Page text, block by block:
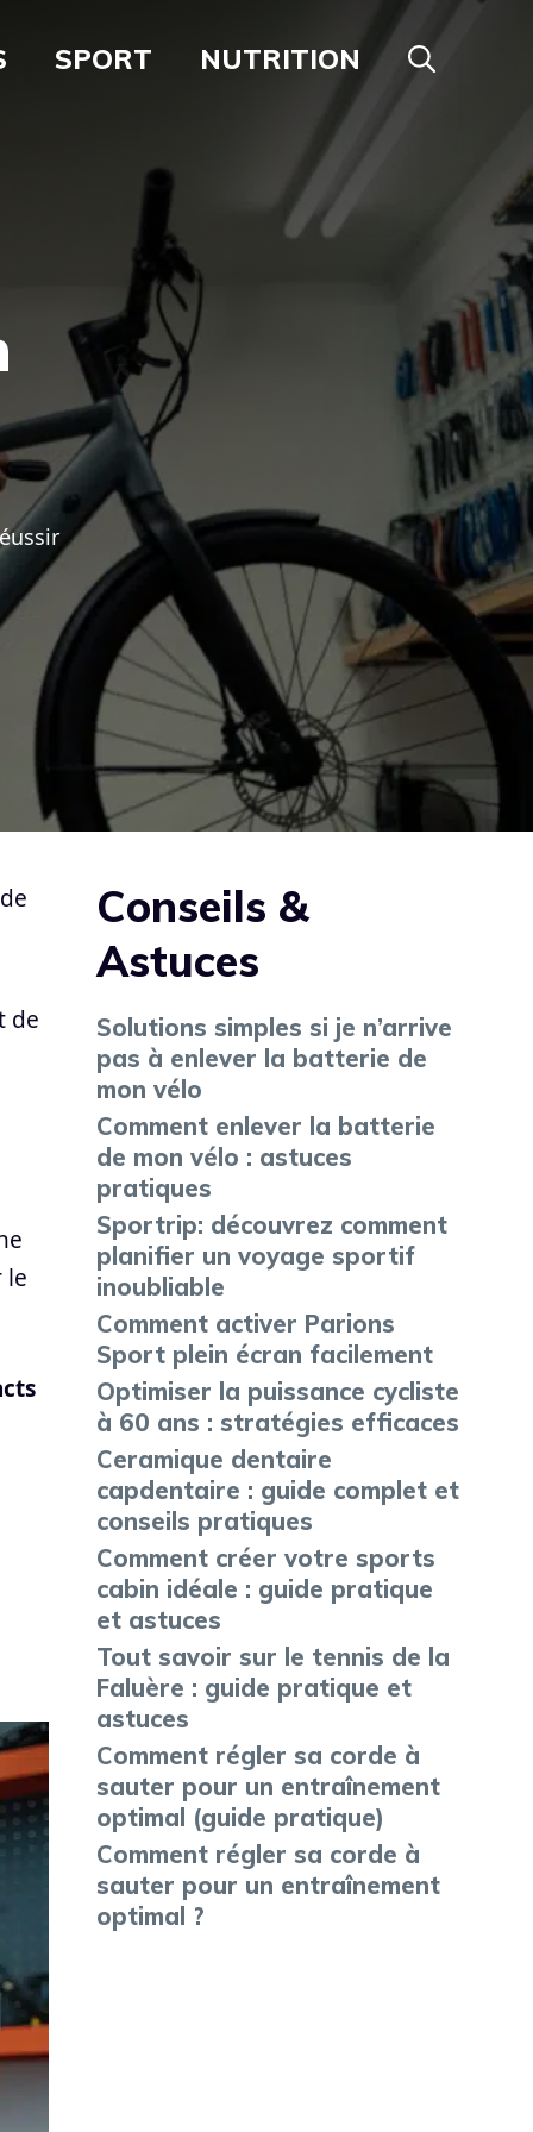
SPORT NUTRITION
de
le
Conseils &
Astuces
Solutions simples si je n’arrive
pas à enlever la batterie de
mon vélo
Comment enlever la batterie
de mon vélo : astuces
pratiques
Sportrip: découvrez comment
planifier un voyage sportif
inoubliable
Comment activer Parions
Sport plein écran facilement
Optimiser la puissance cycliste
à 60 ans : stratégies efficaces
Ceramique dentaire
capdentaire : guide complet et
conseils pratiques
Comment créer votre sports
cabin idéale : guide pratique
et astuces
Tout savoir sur le tennis de la
Faluère : guide pratique et
astuces
Comment régler sa corde à
sauter pour un entraînement
optimal (guide pratique)
Comment régler sa corde à
sauter pour un entraînement
optimal ?